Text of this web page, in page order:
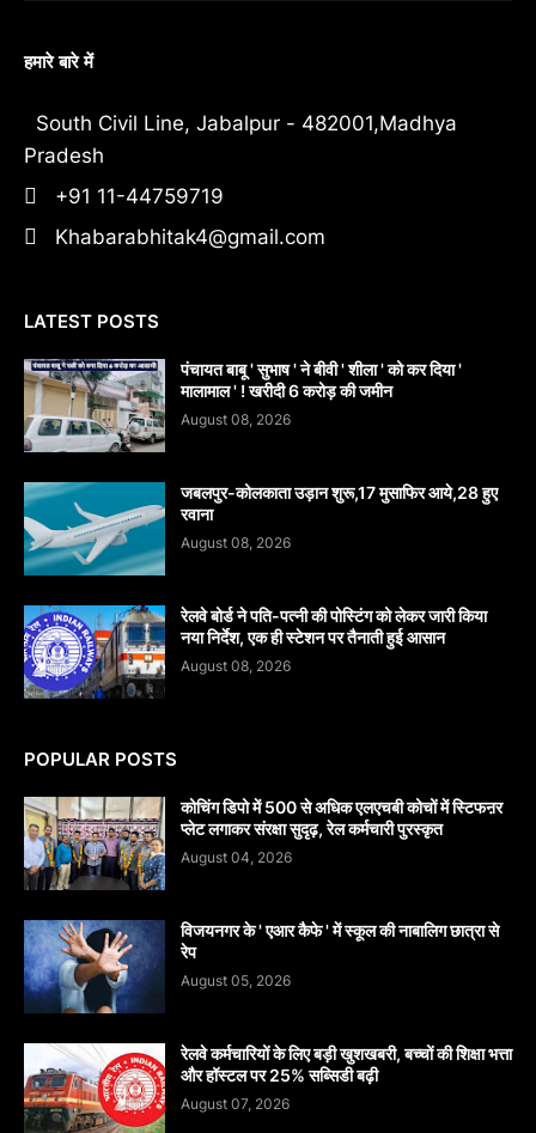
हमारे बारे में
South Civil Line, Jabalpur - 482001,Madhya
Pradesh
+91 11-44759719
Khabarabhitak4@gmail.com
LATEST POSTS
पंचायत बाबू ' सुभाष ' ने बीवी ' शीला ' को कर दिया '
मालामाल ' ! खरीदी 6 करोड़ की जमीन
August 08, 2026
जबलपुर-कोलकाता उड़ान शुरू,17 मुसाफिर आये,28 हुए
रवाना
August 08, 2026
रेलवे बोर्ड ने पति-पत्नी की पोस्टिंग को लेकर जारी किया
नया निर्देश, एक ही स्टेशन पर तैनाती हुई आसान
August 08, 2026
POPULAR POSTS
कोचिंग डिपो में 500 से अधिक एलएचबी कोचों में स्टिफऩर
प्लेट लगाकर संरक्षा सुदृढ़, रेल कर्मचारी पुरस्कृत
August 04, 2026
विजयनगर के ' एआर कैफे ' में स्कूल की नाबालिग छात्रा से
रेप
August 05, 2026
रेलवे कर्मचारियों के लिए बड़ी खुशखबरी, बच्चों की शिक्षा भत्ता
और हॉस्टल पर 25% सब्सिडी बढ़ी
August 07, 2026